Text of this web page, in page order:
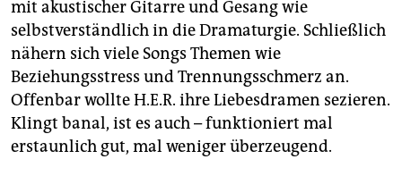
mit akustischer Gitarre und Gesang wie
selbstverständlich in die Dramaturgie. Schließlich
nähern sich viele Songs Themen wie
Beziehungsstress und Trennungsschmerz an.
Offenbar wollte H.E.R. ihre Liebesdramen sezieren.
Klingt banal, ist es auch – funktioniert mal
erstaunlich gut, mal weniger überzeugend.